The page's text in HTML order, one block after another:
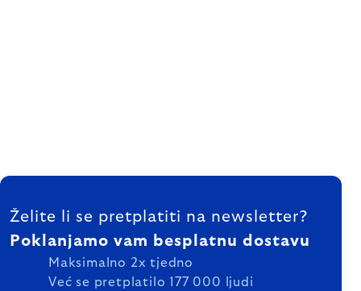
FOOTER
Želite li se pretplatiti na newsletter?
Poklanjamo vam besplatnu dostavu
Maksimalno 2x tjedno
Već se pretplatilo 177 000 ljudi